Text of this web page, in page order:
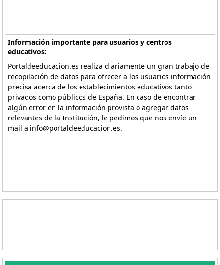
Información importante para usuarios y centros
educativos:
Portaldeeducacion.es realiza diariamente un gran trabajo de
recopilación de datos para ofrecer a los usuarios información
precisa acerca de los establecimientos educativos tanto
privados como públicos de España. En caso de encontrar
algún error en la información provista o agregar datos
relevantes de la Institución, le pedimos que nos envíe un
mail a info@portaldeeducacion.es.